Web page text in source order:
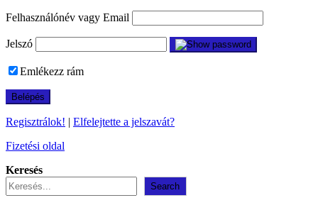
Felhasználónév vagy Email
Jelszó
Emlékezz rám
Regisztrálok! | Elfelejtette a jelszavát?
Fizetési oldal
Keresés
Search